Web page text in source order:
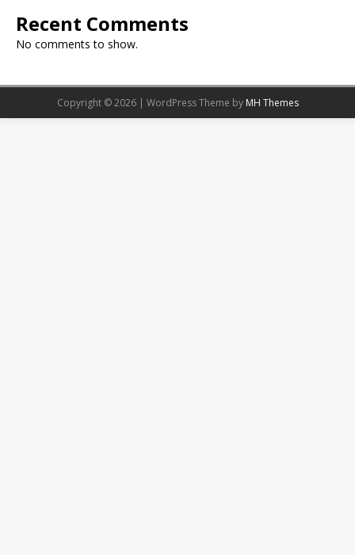
Recent Comments
No comments to show.
Copyright © 2026 | WordPress Theme by MH Themes